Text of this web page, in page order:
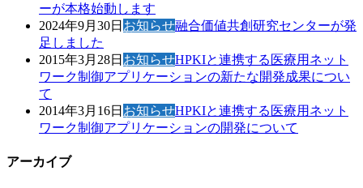
ーが本格始動します
2024年9月30日 お知らせ融合価値共創研究センターが発
足しました
2015年3月28日 お知らせHPKIと連携する医療用ネット
ワーク制御アプリケーションの新たな開発成果につい
て
2014年3月16日 お知らせHPKIと連携する医療用ネット
ワーク制御アプリケーションの開発について
アーカイブ